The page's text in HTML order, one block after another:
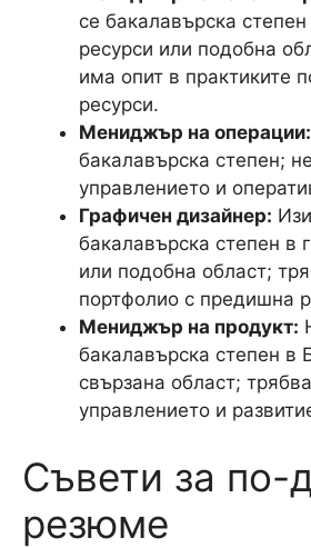
се бакалавърска
ресурси или подобна
има опит в практиките
ресурси.
Мениджър на операции:
бакалавърска степен;
управлението и
Графичен дизайнер:
бакалавърска степен в
или подобна област;
портфолио с предишна
Мениджър на продукт:
бакалавърска степен в
свързана област;
управлението и
Съвети за по-
резюме